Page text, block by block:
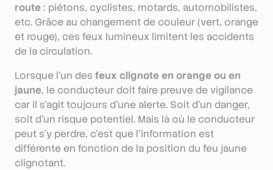
route : piétons, cyclistes, motards, automobilistes,
etc. Grâce au changement de couleur (vert, orange
et rouge), ces feux lumineux limitent les accidents
de la circulation.
Lorsque l’un des feux clignote en orange ou en
jaune, le conducteur doit faire preuve de vigilance
car il s’agit toujours d’une alerte. Soit d’un danger,
soit d’un risque potentiel. Mais là où le conducteur
peut s’y perdre, c’est que l’information est
différente en fonction de la position du feu jaune
clignotant.